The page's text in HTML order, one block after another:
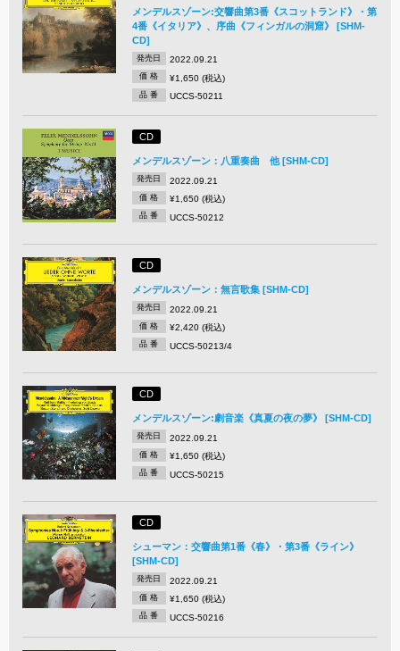
メンデルスゾーン:交響曲第3番《スコットランド》・第
4番《イタリア》、序曲《フィンガルの洞窟》 [SHM-
CD]
発売日 2022.09.21
価 格 ¥1,650 (税込)
品 番 UCCS-50211
CD
メンデルスゾーン：八重奏曲 他 [SHM-CD]
発売日 2022.09.21
価 格 ¥1,650 (税込)
品 番 UCCS-50212
CD
メンデルスゾーン：無言歌集 [SHM-CD]
発売日 2022.09.21
価 格 ¥2,420 (税込)
品 番 UCCS-50213/4
CD
メンデルスゾーン:劇音楽《真夏の夜の夢》 [SHM-CD]
発売日 2022.09.21
価 格 ¥1,650 (税込)
品 番 UCCS-50215
CD
シューマン：交響曲第1番《春》・第3番《ライン》
[SHM-CD]
発売日 2022.09.21
価 格 ¥1,650 (税込)
品 番 UCCS-50216